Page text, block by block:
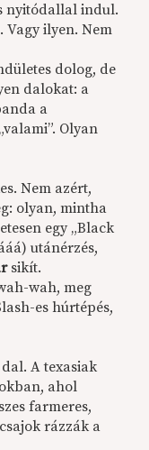
nyitódallal indul.
Vagy ilyen. Nem
dolog, de
dalokat: a
a
Olyan
Nem azért,
olyan, mintha
egy „Black
utánérzés,
sikít.
wah, meg
es húrtépés,
A texasiak
ahol
farmeres,
rázzák a